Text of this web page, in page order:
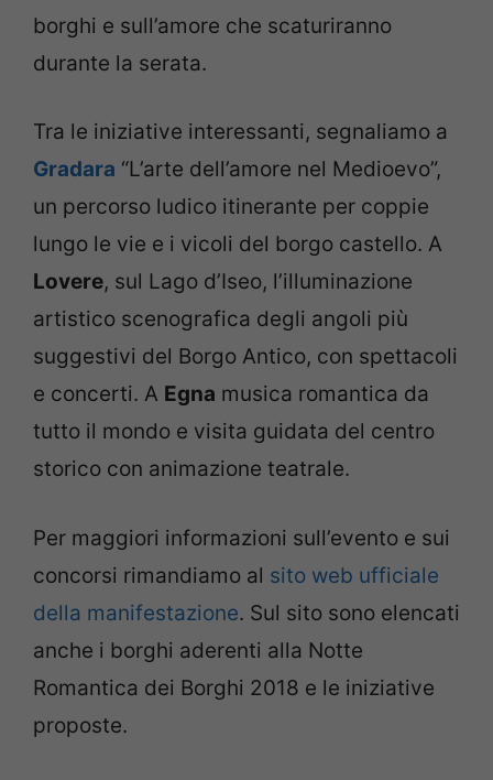
borghi e sull’amore che scaturiranno
durante la serata.
Tra le iniziative interessanti, segnaliamo a
Gradara “L’arte dell’amore nel Medioevo”,
un percorso ludico itinerante per coppie
lungo le vie e i vicoli del borgo castello. A
Lovere, sul Lago d’Iseo, l’illuminazione
artistico scenografica degli angoli più
suggestivi del Borgo Antico, con spettacoli
e concerti. A Egna musica romantica da
tutto il mondo e visita guidata del centro
storico con animazione teatrale.
Per maggiori informazioni sull’evento e sui
concorsi rimandiamo al sito web ufficiale
della manifestazione. Sul sito sono elencati
anche i borghi aderenti alla Notte
Romantica dei Borghi 2018 e le iniziative
proposte.